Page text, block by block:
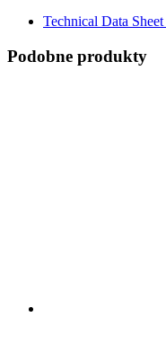
Technical Data Sheet
Podobne produkty